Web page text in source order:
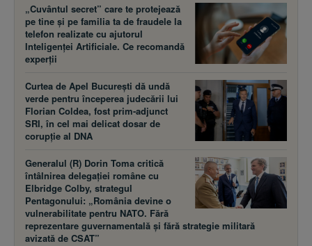
„Cuvântul secret” care te protejează
pe tine și pe familia ta de fraudele la
telefon realizate cu ajutorul
Inteligenței Artificiale. Ce recomandă
experții
Curtea de Apel București dă undă
verde pentru începerea judecării lui
Florian Coldea, fost prim-adjunct
SRI, în cel mai delicat dosar de
corupție al DNA
Generalul (R) Dorin Toma critică
întâlnirea delegației române cu
Elbridge Colby, strategul
Pentagonului: „România devine o
vulnerabilitate pentru NATO. Fără
reprezentare guvernamentală și fără strategie militară
avizată de CSAT”